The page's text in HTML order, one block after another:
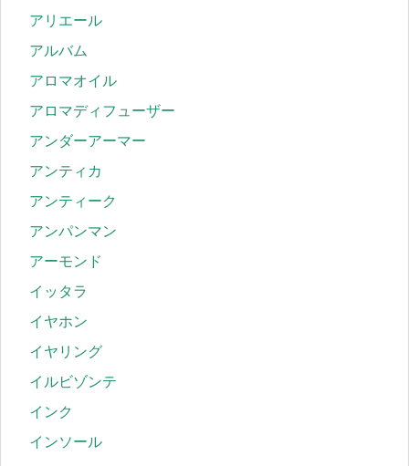
アリエール
アルバム
アロマオイル
アロマディフューザー
アンダーアーマー
アンティカ
アンティーク
アンパンマン
アーモンド
イッタラ
イヤホン
イヤリング
イルビゾンテ
インク
インソール